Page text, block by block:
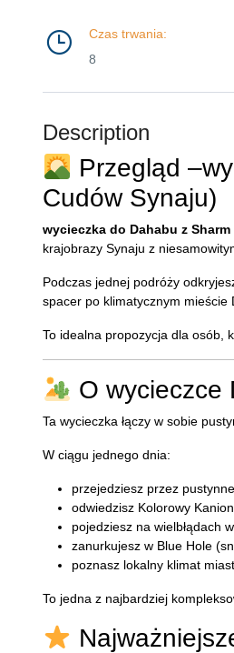
Czas trwania:
8
Description
Przegląd
Cudów Synaju)
wycieczka do Dahabu z Sharm
krajobrazy Synaju z
Podczas jednej podróży
spacer po klimatycznym mieście
To idealna propozycja dla osób,
O wycieczce
Ta wycieczka łączy w sobie
W ciągu jednego dnia:
przejedziesz przez
odwiedzisz Kolorowy
pojedziesz na wielbłądach
zanurkujesz w Blue Hole
poznasz lokalny klimat
To jedna z najbardziej